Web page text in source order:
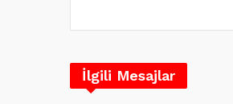
İlgili Mesajlar